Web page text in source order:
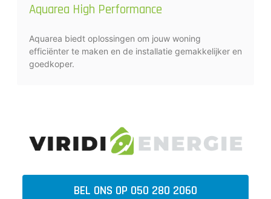
Aquarea High Performance
Aquarea biedt oplossingen om jouw woning
efficiënter te maken en de installatie gemakkelijker en
goedkoper.
BEL ONS OP 050 280 2060